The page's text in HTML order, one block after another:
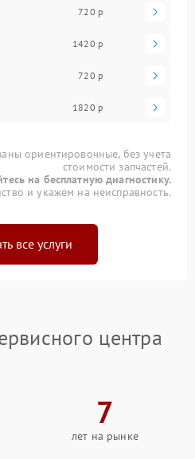
720 р
1420 р
720 р
1820 р
ориентировочные, без учета
стоимости запчастей.
на бесплатную диагностику.
и укажем на неисправность.
все услуги
центра
7
лет на рынке